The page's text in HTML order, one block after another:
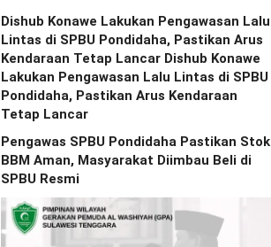
Dishub Konawe Lakukan Pengawasan Lalu
Lintas di SPBU Pondidaha, Pastikan Arus
Kendaraan Tetap Lancar Dishub Konawe
Lakukan Pengawasan Lalu Lintas di SPBU
Pondidaha, Pastikan Arus Kendaraan
Tetap Lancar
Pengawas SPBU Pondidaha Pastikan Stok
BBM Aman, Masyarakat Diimbau Beli di
SPBU Resmi